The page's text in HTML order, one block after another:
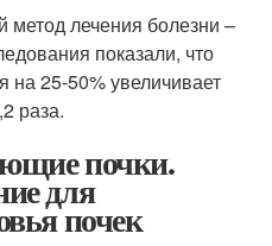
лечения болезни –
показали, что
на 25-50% увеличивает
раза.
почки.
для
почек